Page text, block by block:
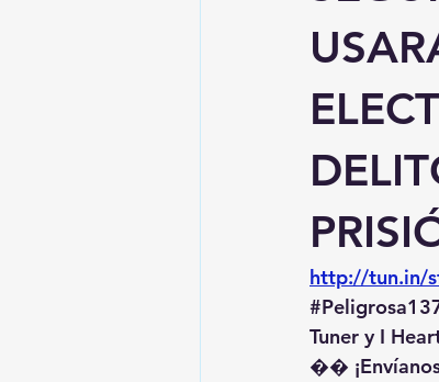
http://tun.in/
Tuner y I
��